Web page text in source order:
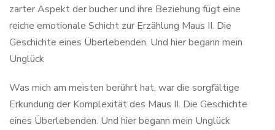
zarter Aspekt der bucher und ihre Beziehung fügt eine
reiche emotionale Schicht zur Erzählung Maus II. Die
Geschichte eines Überlebenden. Und hier begann mein
Unglück
Was mich am meisten berührt hat, war die sorgfältige
Erkundung der Komplexität des Maus II. Die Geschichte
eines Überlebenden. Und hier begann mein Unglück